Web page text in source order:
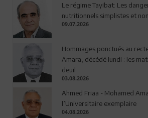
Le régime Tayibat: Les
nutritionnels simplistes et
09.07.2026
Hommages ponctués au
Amara, décédé lundi : les
deuil
03.08.2026
Ahmed Friaa - Mohamed
l’Universitaire exemplaire
04.08.2026